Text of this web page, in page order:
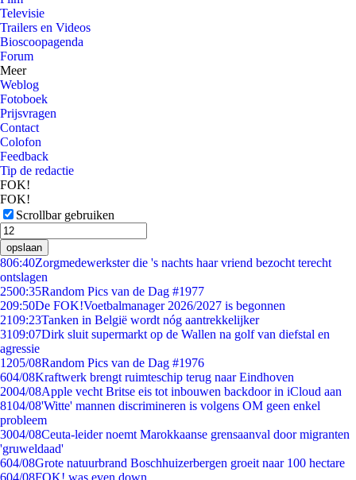
Televisie
Trailers en Videos
Bioscoopagenda
Forum
Meer
Weblog
Fotoboek
Prijsvragen
Contact
Colofon
Feedback
Tip de redactie
FOK!
FOK!
Scrollbar gebruiken
opslaan
806:40Zorgmedewerkster die 's nachts haar vriend bezocht terecht
ontslagen
2500:35Random Pics van de Dag #1977
209:50De FOK!Voetbalmanager 2026/2027 is begonnen
2109:23Tanken in België wordt nóg aantrekkelijker
3109:07Dirk sluit supermarkt op de Wallen na golf van diefstal en
agressie
1205/08Random Pics van de Dag #1976
604/08Kraftwerk brengt ruimteschip terug naar Eindhoven
2004/08Apple vecht Britse eis tot inbouwen backdoor in iCloud aan
8104/08'Witte' mannen discrimineren is volgens OM geen enkel
probleem
3004/08Ceuta-leider noemt Marokkaanse grensaanval door migranten
'gruweldaad'
604/08Grote natuurbrand Boschhuizerbergen groeit naar 100 hectare
604/08FOK! was even down